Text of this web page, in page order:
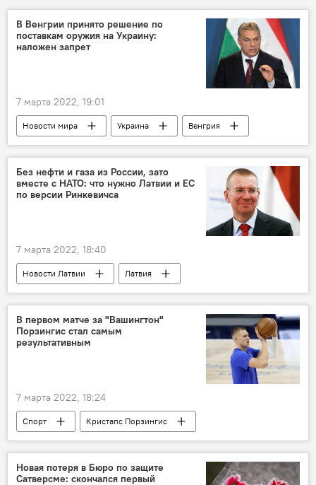
В Венгрии принято решение по
поставкам оружия на Украину:
наложен запрет
7 марта 2022, 19:01
Новости мира Украина
Венгрия
оружие
Операция по демилитаризации Украины
Без нефти и газа из России, зато
вместе с НАТО: что нужно Латвии и ЕС
по версии Ринкевичса
7 марта 2022, 18:40
Новости Латвии
Латвия
МИД Латвии
Эдгарс Ринкевичс
Евросоюз
Россия
газ
Энтони Блинкен
В первом матче за "Вашингтон"
Порзингис стал самым
результативным
7 марта 2022, 18:24
Спорт
Кристапс Порзингис
Национальная баскетбольная ассоциация (НБА)
Новая потеря в Бюро по защите
Сатверсме: скончался первый